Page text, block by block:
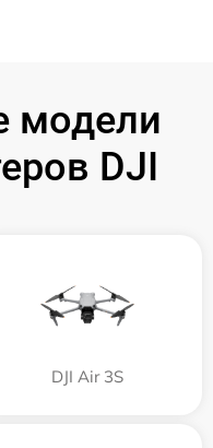
модели
DJI
DJI Air 3S